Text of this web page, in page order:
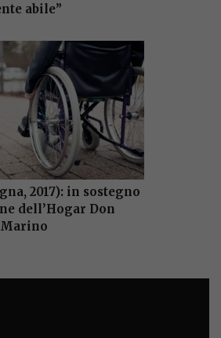
abile”
2017): in sostegno
dell’Hogar Don